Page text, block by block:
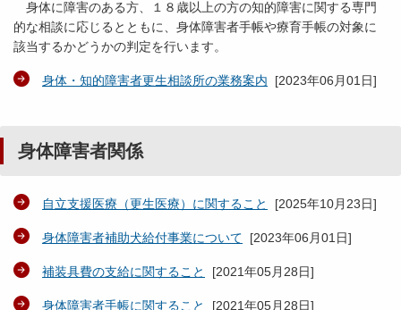
身体に障害のある方、１８歳以上の方の知的障害に関する専門
的な相談に応じるとともに、身体障害者手帳や療育手帳の対象に
該当するかどうかの判定を行います。
身体・知的障害者更生相談所の業務案内 [2023年06月01日]
身体障害者関係
自立支援医療（更生医療）に関すること [2025年10月23日]
身体障害者補助犬給付事業について [2023年06月01日]
補装具費の支給に関すること [2021年05月28日]
身体障害者手帳に関すること [2021年05月28日]